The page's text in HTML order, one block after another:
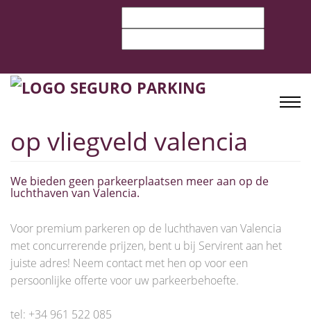
op vliegveld valencia
We bieden geen parkeerplaatsen meer aan op de
luchthaven van Valencia.
Voor premium parkeren op de luchthaven van Valencia
met concurrerende prijzen, bent u bij Servirent aan het
juiste adres! Neem contact met hen op voor een
persoonlijke offerte voor uw parkeerbehoefte.
tel: +34 961 522 085